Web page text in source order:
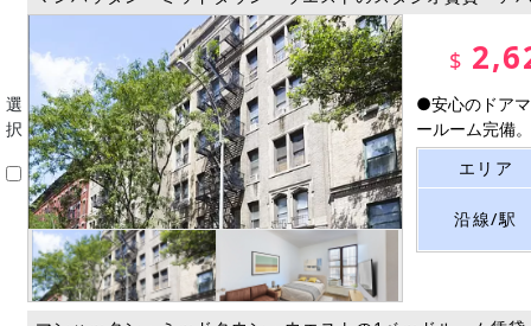
選
択
$
●安心のドア
ールーム完備
エリア
沿線/駅